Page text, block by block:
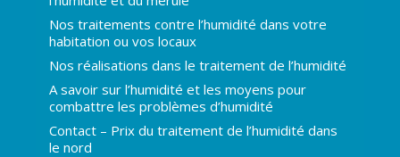
Nos traitements contre l’humidité dans votre
habitation ou vos locaux
Nos réalisations dans le traitement de l’humidité
A savoir sur l’humidité et les moyens pour
combattre les problèmes d’humidité
Contact – Prix du traitement de l’humidité dans
le nord